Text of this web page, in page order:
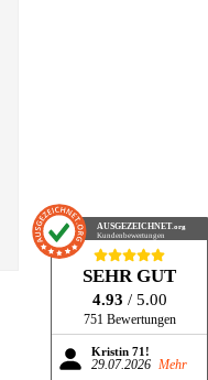
AUSGEZEICHNET.org
Kundenbewertungen
SEHR GUT
4.93 / 5.00
751 Bewertungen
Kristin 71!
29.07.2026 Mehr